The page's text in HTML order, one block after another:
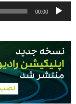
پخش‌کننده
صوت
00:00